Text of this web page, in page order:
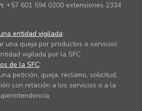
+57 601 594 0200 extensiones 2334
entidad vigilada:
una queja por productos o servicios
vigilada por la SFC.
de la SFC:
petición, queja, reclamo, solicitud,
con relación a los servicios o a la